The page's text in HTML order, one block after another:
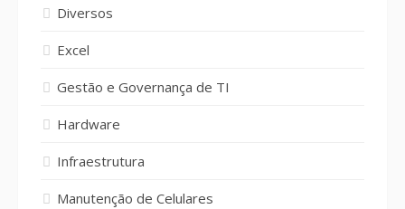
Diversos
Excel
Gestão e Governança de TI
Hardware
Infraestrutura
Manutenção de Celulares